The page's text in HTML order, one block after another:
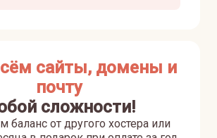
сайты, домены и
почту
сложности!
баланс от другого хостера или